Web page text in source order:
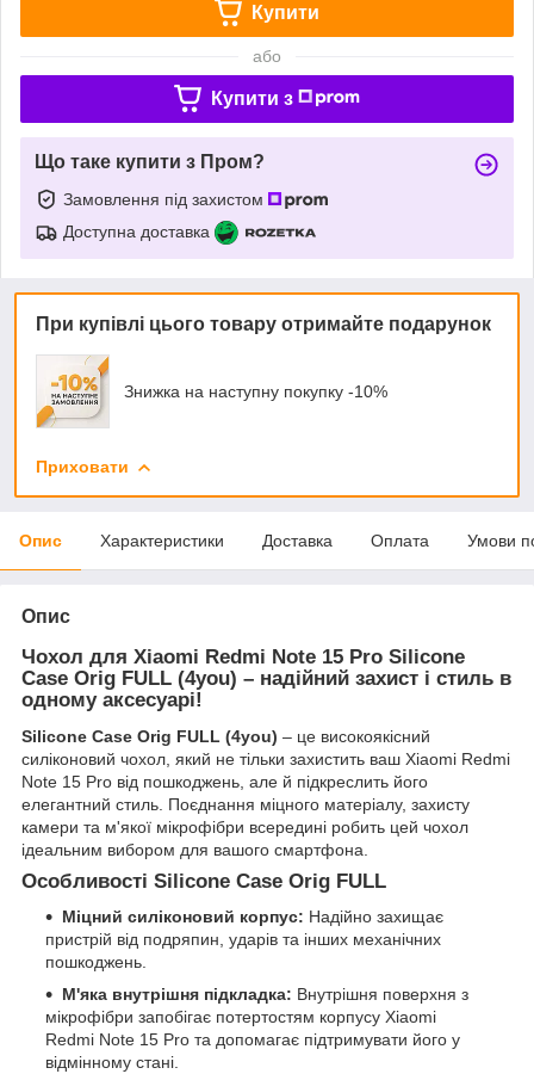
Купити
або
Купити з
Що таке купити з Пром?
Замовлення під захистом
Доступна доставка
При купівлі цього товару отримайте подарунок
Знижка на наступну покупку -10%
Приховати
Опис Характеристики Доставка Оплата Умови
Опис
Чохол для Xiaomi Redmi Note 15 Pro Silicone
Case Orig FULL (4you) – надійний захист і стиль в
одному аксесуарі!
Silicone Case Orig FULL (4you) – це високоякісний
силіконовий чохол, який не тільки захистить ваш Xiaomi Redmi
Note 15 Pro від пошкоджень, але й підкреслить його
елегантний стиль. Поєднання міцного матеріалу, захисту
камери та м'якої мікрофібри всередині робить цей чохол
ідеальним вибором для вашого смартфона.
Особливості Silicone Case Orig FULL
Міцний силіконовий корпус: Надійно захищає
пристрій від подряпин, ударів та інших механічних
пошкоджень.
М'яка внутрішня підкладка: Внутрішня поверхня з
мікрофібри запобігає потертостям корпусу Xiaomi
Redmi Note 15 Pro та допомагає підтримувати його у
відмінному стані.